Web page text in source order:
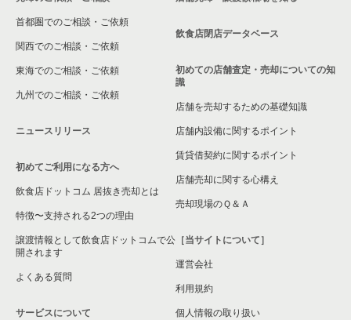
覧
神奈川県の和食の居抜き売却物件の案件一覧
神奈川県の洋食の居抜き売却物件の案件一覧
神奈川県のその他の居抜き売却物件の案件一覧
横浜市中区の和食の居抜き売却物件の案件一覧
横浜市中区のその他の居抜き売却物件の案件一覧
関内駅の和食の居抜き売却物件の案件一覧
関内駅の洋食の居抜き売却物件の案件一覧
関内駅のその他の居抜き売却物件の案件一覧
神奈川県の現賃料20万円以下の飲食店の居抜き売却物件の案件
一覧
横浜市中区の現賃料20万円以下の飲食店の居抜き売却物件の案
件一覧
関内駅の現賃料20万円以下の飲食店の居抜き売却物件の案件一
神奈川県の現賃料20万円以下の洋食の居抜き売却物件の案件一
覧
首都圏でのご相談・ご依頼
関西でのご相談・ご依頼
東海でのご相談・ご依頼
九州でのご相談・ご依頼
ニュースリリース
初めてご利用になる方へ
飲食店ドットコム 居抜き売却とは
特徴〜支持される2つの理由
譲渡情報として飲食店ドットコムで公
開されます
よくある質問
サービスについて
飲食店閉店データベース
初めての店舗査定・売却についての知
識
店舗を売却するための基礎知識
店舗内設備に関するポイント
賃貸借契約に関するポイント
店舗売却に関する心構え
売却現場のＱ＆Ａ
［当サイトについて］
運営会社
利用規約
個人情報の取り扱い